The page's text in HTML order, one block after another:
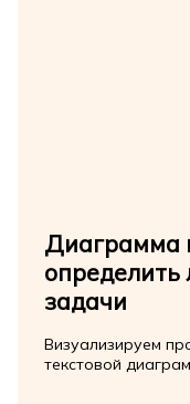
Диаграмма
определить
задачи
Визуализируем
текстовой